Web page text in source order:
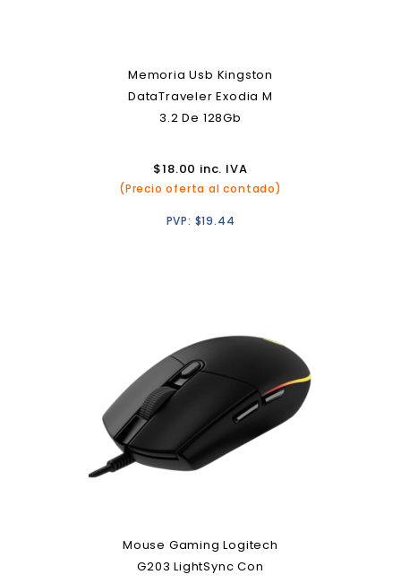
Memoria Usb Kingston
DataTraveler Exodia M
3.2 De 128Gb
$18.00 inc. IVA
(Precio oferta al contado)
PVP: $19.44
Mouse Gaming Logitech
G203 LightSync Con